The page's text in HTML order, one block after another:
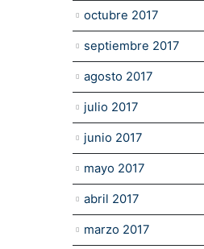
octubre 2017
septiembre 2017
agosto 2017
julio 2017
junio 2017
mayo 2017
abril 2017
marzo 2017